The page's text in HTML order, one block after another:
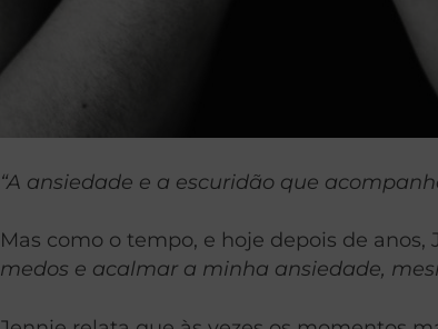
“A ansiedade e a escuridão que
Mas como o tempo, e hoje depois de anos,
medos e acalmar a minha ansiedade,